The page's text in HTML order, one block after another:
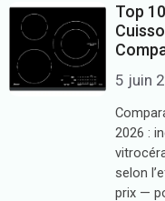
Top
5 juin
2026 :
selon
prix —